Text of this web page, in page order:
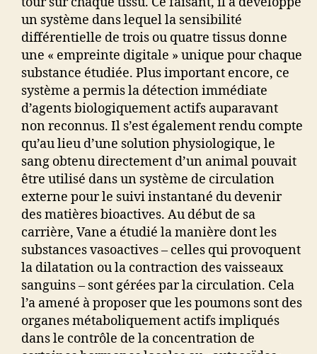
un système dans lequel la sensibilité
différentielle de trois ou quatre tissus donne
une « empreinte digitale » unique pour chaque
substance étudiée. Plus important encore, ce
système a permis la détection immédiate
d’agents biologiquement actifs auparavant
non reconnus. Il s’est également rendu compte
qu’au lieu d’une solution physiologique, le
sang obtenu directement d’un animal pouvait
être utilisé dans un système de circulation
externe pour le suivi instantané du devenir
des matières bioactives. Au début de sa
carrière, Vane a étudié la manière dont les
substances vasoactives – celles qui provoquent
la dilatation ou la contraction des vaisseaux
sanguins – sont gérées par la circulation. Cela
l’a amené à proposer que les poumons sont des
organes métaboliquement actifs impliqués
dans le contrôle de la concentration de